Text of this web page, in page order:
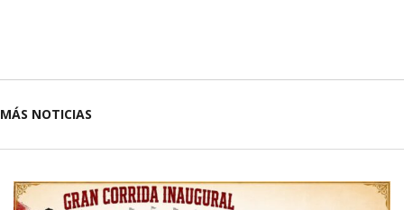
MÁS NOTICIAS